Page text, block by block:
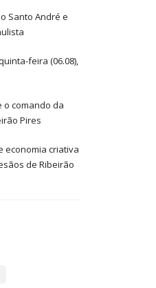
Santo André e
feira (06.08),
o comando da
Pires
economia criativa
de Ribeirão